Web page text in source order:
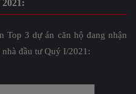
Top 3 dự án căn hộ đang nhận
đầu tư Quý I/2021: